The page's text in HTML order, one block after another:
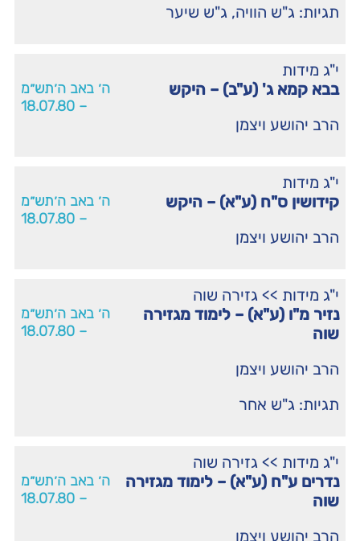
תגיות: ג"ש הוויה, ג"ש שיער
י"ג מידות
בבא קמא ג' (ע"ב) – היקש
הרב יהושע ויצמן
ה׳ באב ה׳תש״מ
– 18.07.80
י"ג מידות
קידושין ס"ח (ע"א) – היקש
הרב יהושע ויצמן
ה׳ באב ה׳תש״מ
– 18.07.80
י"ג מידות >> גזירה שוה
נזיר מ"ו (ע"א) – לימוד מגזירה
שוה
הרב יהושע ויצמן
תגיות: ג"ש אחר
ה׳ באב ה׳תש״מ
– 18.07.80
י"ג מידות >> גזירה שוה
נדרים ע"ח (ע"א) – לימוד מגזירה
שוה
הרב יהושע ויצמן
ה׳ באב ה׳תש״מ
– 18.07.80